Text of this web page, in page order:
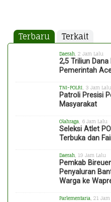
Terbaru Terkait
Daerah , 2 Jam Lalu
2,5 Triliun
Pemerintah
TNI-POLRI , 3 Jam Lalu
Patroli Presisi
Masyarakat
Olahraga , 6 Jam Lalu
Seleksi Atlet
Terbuka dan
Daerah , 19 Jam Lalu
Pemkab
Penyaluran
Warga ke
Parlementaria , 21